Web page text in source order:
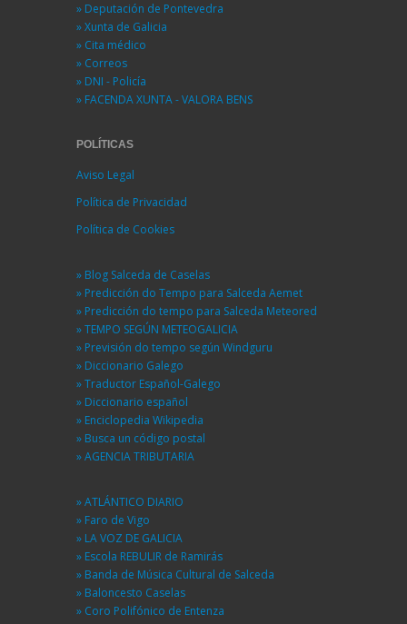
» Deputación de Pontevedra
» Xunta de Galicia
» Cita médico
» Correos
» DNI - Policía
» FACENDA XUNTA - VALORA BENS
POLÍTICAS
Aviso Legal
Política de Privacidad
Política de Cookies
» Blog Salceda de Caselas
» Predicción do Tempo para Salceda Aemet
» Predicción do tempo para Salceda Meteored
» TEMPO SEGÚN METEOGALICIA
» Previsión do tempo según Windguru
» Diccionario Galego
» Traductor Español-Galego
» Diccionario español
» Enciclopedia Wikipedia
» Busca un código postal
» AGENCIA TRIBUTARIA
» ATLÁNTICO DIARIO
» Faro de Vigo
» LA VOZ DE GALICIA
» Escola REBULIR de Ramirás
» Banda de Música Cultural de Salceda
» Baloncesto Caselas
» Coro Polifónico de Entenza